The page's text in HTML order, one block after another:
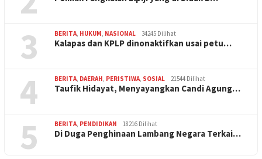
3 BERITA, HUKUM, NASIONAL 34245 Dilihat
Kalapas dan KPLP dinonaktifkan usai petu…
4 BERITA, DAERAH, PERISTIWA, SOSIAL 21544 Dilihat
Taufik Hidayat, Menyayangkan Candi Agung…
5 BERITA, PENDIDIKAN 18216 Dilihat
Di Duga Penghinaan Lambang Negara Terkai…